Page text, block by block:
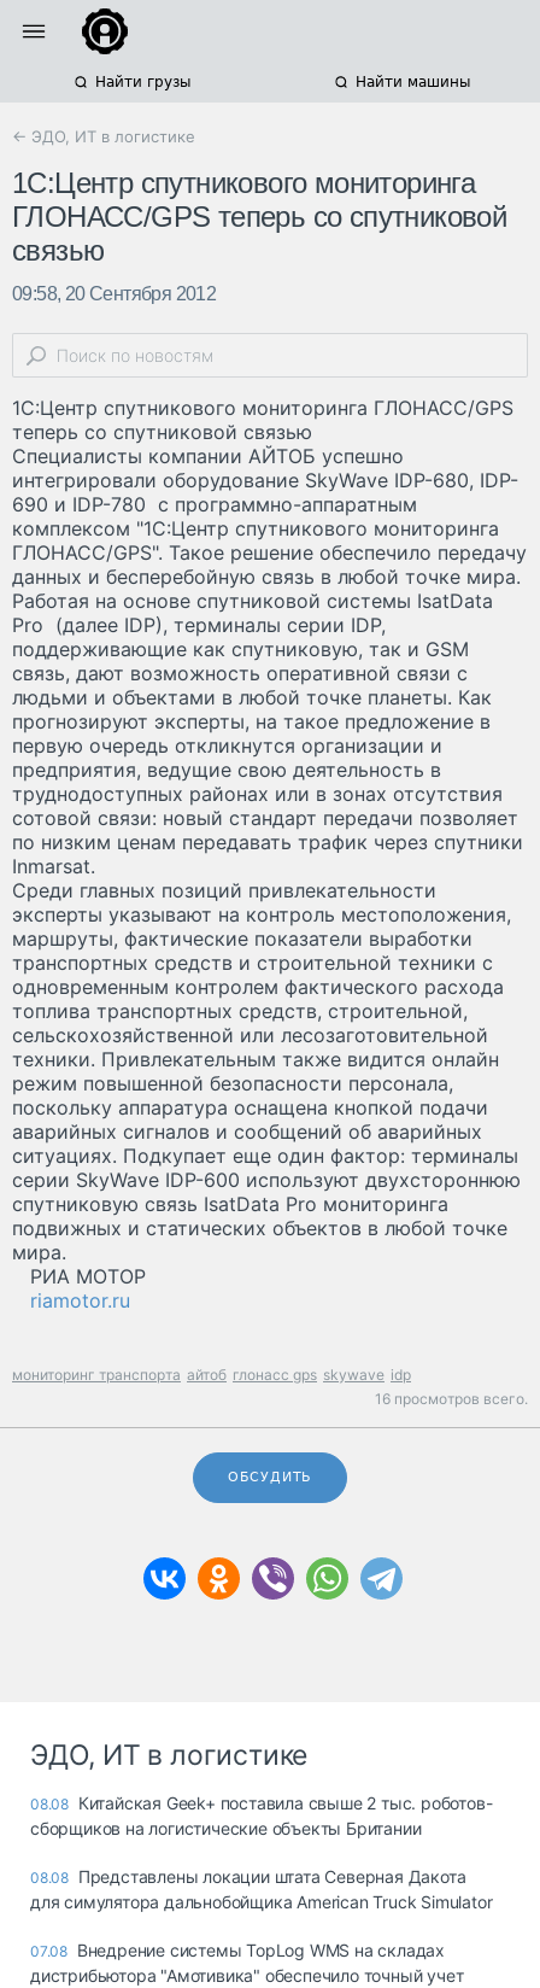
Найти грузы Найти машины
← ЭДО, ИТ в логистике
1С:Центр спутникового мониторинга
ГЛОНАСС/GPS теперь со спутниковой
связью
09:58, 20 Сентября 2012
1С:Центр спутникового мониторинга ГЛОНАСС/GPS
теперь со спутниковой связью
Специалисты компании АЙТОБ успешно
интегрировали оборудование SkyWave IDP-680, IDP-
690 и IDP-780 с программно-аппаратным
комплексом "1С:Центр спутникового мониторинга
ГЛОНАСС/GPS". Такое решение обеспечило передачу
данных и бесперебойную связь в любой точке мира.
Работая на основе спутниковой системы IsatData
Pro (далее IDP), терминалы серии IDP,
поддерживающие как спутниковую, так и GSM
связь, дают возможность оперативной связи с
людьми и объектами в любой точке планеты. Как
прогнозируют эксперты, на такое предложение в
первую очередь откликнутся организации и
предприятия, ведущие свою деятельность в
труднодоступных районах или в зонах отсутствия
сотовой связи: новый стандарт передачи позволяет
по низким ценам передавать трафик через спутники
Inmarsat.
Среди главных позиций привлекательности
эксперты указывают на контроль местоположения,
маршруты, фактические показатели выработки
транспортных средств и строительной техники с
одновременным контролем фактического расхода
топлива транспортных средств, строительной,
сельскохозяйственной или лесозаготовительной
техники. Привлекательным также видится онлайн
режим повышенной безопасности персонала,
поскольку аппаратура оснащена кнопкой подачи
аварийных сигналов и сообщений об аварийных
ситуациях. Подкупает еще один фактор: терминалы
серии SkyWave IDP-600 используют двухстороннюю
спутниковую связь IsatData Pro мониторинга
подвижных и статических объектов в любой точке
мира.
РИА МОТОР
riamotor.ru
мониторинг транспорта айтоб глонасс gps skywave idp
16 просмотров всего.
ОБСУДИТЬ
ЭДО, ИТ в логистике
08.08 Китайская Geek+ поставила свыше 2 тыс. роботов-
сборщиков на логистические объекты Британии
08.08 Представлены локации штата Северная Дакота
для симулятора дальнобойщика American Truck Simulator
07.08 Внедрение системы TopLog WMS на складах
дистрибьютора "Амотивика" обеспечило точный учет